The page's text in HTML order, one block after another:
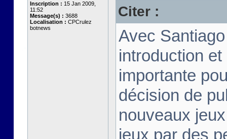
Inscription : 15 Jan 2009,
11:52
Message(s) : 3688
Localisation : CPCrulez
botnews
Citer :
Avec
introduction
importante
décision de
nouveaux
jeux par des